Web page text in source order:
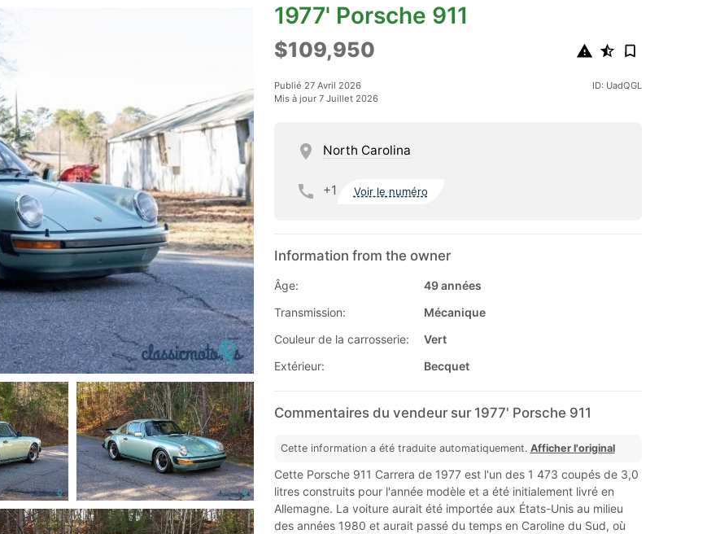
1977' Porsche 911
$109,950
Publié 27 Avril 2026
Mis à jour 7 Juillet 2026
ID: UadQGL
North Carolina
+1 Voir le numéro
Information from the owner
Âge:
49 années
Transmission:
Mécanique
Couleur de la carrosserie:
Vert
Extérieur:
Becquet
Commentaires du vendeur sur 1977' Porsche 911
Cette information a été traduite automatiquement. Afficher l'original
Cette Porsche 911 Carrera de 1977 est l'un des 1 473 coupés de 3,0
litres construits pour l'année modèle et a été initialement livré en
Allemagne. La voiture aurait été importée aux États-Unis au milieu
des années 1980 et aurait passé du temps en Caroline du Sud, où